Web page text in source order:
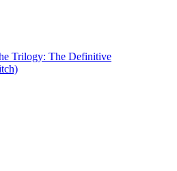
Trilogy: The Definitive